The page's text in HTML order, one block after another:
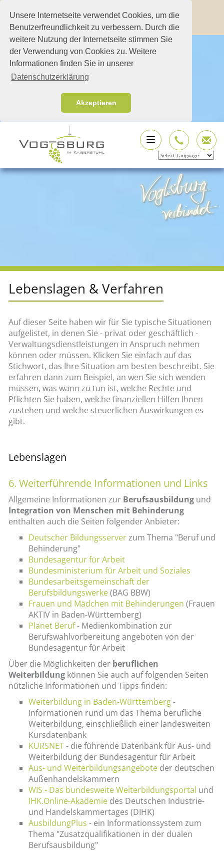
Unsere Internetseite verwendet Cookies, um die
Benutzerfreundlichkeit zu verbessern. Durch die
weitere Nutzung der Internetseite stimmen Sie
der Verwendung von Cookies zu. Weitere
Informationen finden Sie in unserer
Datenschutzerklärung
Akzeptieren
Lebenslagen & Verfahren
Auf dieser Seite haben wir für Sie typische Situationen
aufgelistet, in denen Sie - privat oder geschäftlich -
Verwaltungsdienstleistungen in Anspruch nehmen
können oder müssen. Klicken Sie einfach auf das
Stichwort, das Ihre Situation am besten beschreibt. Sie
erfahren dann zum Beispiel, an wen Sie sich wenden
müssen, was wann zu tun ist, welche Rechte und
Pflichten Sie haben, welche finanziellen Hilfen Ihnen
zustehen und welche steuerlichen Auswirkungen es
gibt.
Lebenslagen
6. Weiterführende Informationen und Links
Allgemeine Informationen zur Berufsausbildung und
Integration von Menschen mit Behinderung
enthalten auch die Seiten folgender Anbieter:
Deutscher Bildungsserverzum Thema "Beruf und
Behinderung"
Bundesagentur für Arbeit
Bundesministerium für Arbeit und Soziales
Bundesarbeitsgemeinschaft der
Berufsbildungswerke(BAG BBW)
Frauen und Mädchen mit Behinderungen (Frauen
AKTIV in Baden-Württemberg)
Planet Beruf- Medienkombination zur
Berufswahlvorbereitung angeboten von der
Bundesagentur für Arbeit
Über die Möglichkeiten der beruflichen
Weiterbildung können Sie auch auf folgenden Seiten
nützliche Informationen und Tipps finden:
Weiterbildung in Baden-Württemberg-
Informationen rund um das Thema berufliche
Weiterbildung, einschließlich einer landesweiten
Kursdatenbank
KURSNET- die führende Datenbank für Aus- und
Weiterbildung der Bundesagentur für Arbeit
Aus- und Weiterbildungsangebote der deutschen
Außenhandelskammern
WIS - Das bundesweite Weiterbildungsportal und
IHK.Online-Akademie des Deutschen Industrie-
und Handelskammertages (DIHK)
AusbildungPlus - ein Informationssystem zum
Thema "Zusatzqualifikationen in der dualen
Berufsausbildung"